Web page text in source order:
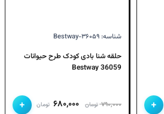
+
شناسه: Bestway-۳۶۰۵۹
حلقه شنا بادی کودک طرح حیوانات
36059 Bestway
۷۹۰,۰۰۰ تومان
قیمت
۶۸۰,۰۰۰ تومانقیمت
+